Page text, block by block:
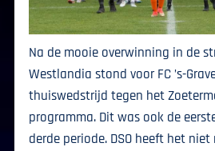
Na de mooie overwinning in de
Westlandia stond voor FC ’s-
thuiswedstrijd tegen het
programma. Dit was ook de
derde periode. DSO heeft het